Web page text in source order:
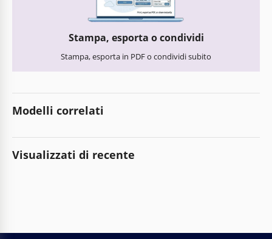
Stampa, esporta o condividi
Stampa, esporta in PDF o condividi subito
Modelli correlati
Visualizzati di recente